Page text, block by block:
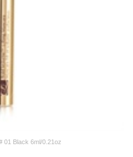
01 Black 6ml/0.21oz